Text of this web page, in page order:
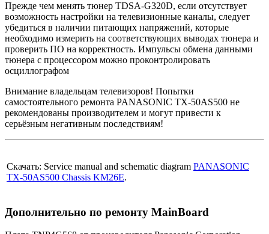
Прежде чем менять тюнер TDSA-G320D, если отсутствует
возможность настройки на телевизионные каналы, следует
убедиться в наличии питающих напряжений, которые
необходимо измерить на соответствующих выводах тюнера и
проверить ПО на корректность. Импульсы обмена данными
тюнера с процессором можно проконтролировать
осциллографом
Внимание владельцам телевизоров! Попытки
самостоятельного ремонта PANASONIC TX-50AS500 не
рекомендованы производителем и могут привести к
серьёзным негативным последствиям!
Скачать: Service manual and schematic diagram PANASONIC
TX-50AS500 Chassis KM26E.
Дополнительно по ремонту MainBoard